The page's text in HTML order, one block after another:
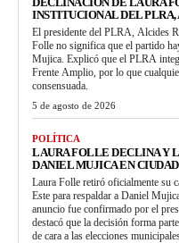
INSTITUCIONAL DEL PLRA,
El presidente del PLRA, Alcides
Folle no significa que el partido
Mujica. Explicó que el PLRA
Frente Amplio, por lo que
consensuada.
5 de agosto de 2026
POLÍTICA
LAURA FOLLE DECLINA Y
DANIEL MUJICA EN
Laura Folle retiró oficialmente su
Este para respaldar a Daniel
anuncio fue confirmado por el
destacó que la decisión forma
de cara a las elecciones